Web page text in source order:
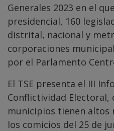
Generales 2023 en el
presidencial, 160
distrital, nacional y
corporaciones
por el Parlamento
El TSE presenta el III
Conflictividad Electoral,
municipios tienen altos
los comicios del 25 de